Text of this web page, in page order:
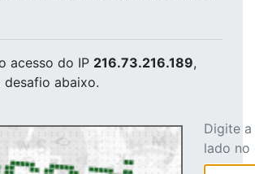
acesso do IP 216.73.216.189,
desafio abaixo.
Digite
lado no